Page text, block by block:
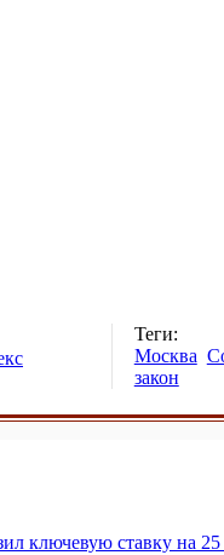
Теги:
Москва
закон
ключевую ставку на